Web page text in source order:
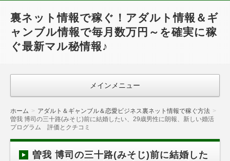
裏ネット情報で稼ぐ！アダルト情報＆ギ
ャンブル情報で毎月数万円～を確実に稼
ぐ最新マル秘情報♪
メインメニュー
ホーム
アダルト＆ギャンブル＆恋愛ビジネス裏ネット情報で稼ぐ方法
曽我 博司の三十路(みそじ)前に結婚したい、29歳男性に朗報、新しい婚活
プログラム 評価とクチコミ
曽我 博司の三十路(みそじ)前に結婚した